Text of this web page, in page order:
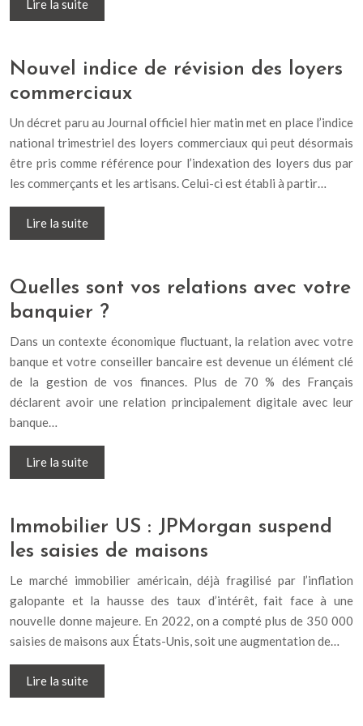
Lire la suite
Nouvel indice de révision des loyers
commerciaux
Un décret paru au Journal officiel hier matin met en place l’indice
national trimestriel des loyers commerciaux qui peut désormais
être pris comme référence pour l’indexation des loyers dus par
les commerçants et les artisans. Celui-ci est établi à partir…
Lire la suite
Quelles sont vos relations avec votre
banquier ?
Dans un contexte économique fluctuant, la relation avec votre
banque et votre conseiller bancaire est devenue un élément clé
de la gestion de vos finances. Plus de 70 % des Français
déclarent avoir une relation principalement digitale avec leur
banque…
Lire la suite
Immobilier US : JPMorgan suspend
les saisies de maisons
Le marché immobilier américain, déjà fragilisé par l’inflation
galopante et la hausse des taux d’intérêt, fait face à une
nouvelle donne majeure. En 2022, on a compté plus de 350 000
saisies de maisons aux États-Unis, soit une augmentation de…
Lire la suite